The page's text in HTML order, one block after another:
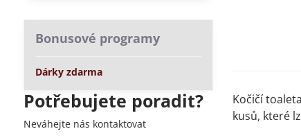
Kočičí
kusů, které
Bonusové programy
Dárky zdarma
Potřebujete poradit?
Neváhejte nás kontaktovat